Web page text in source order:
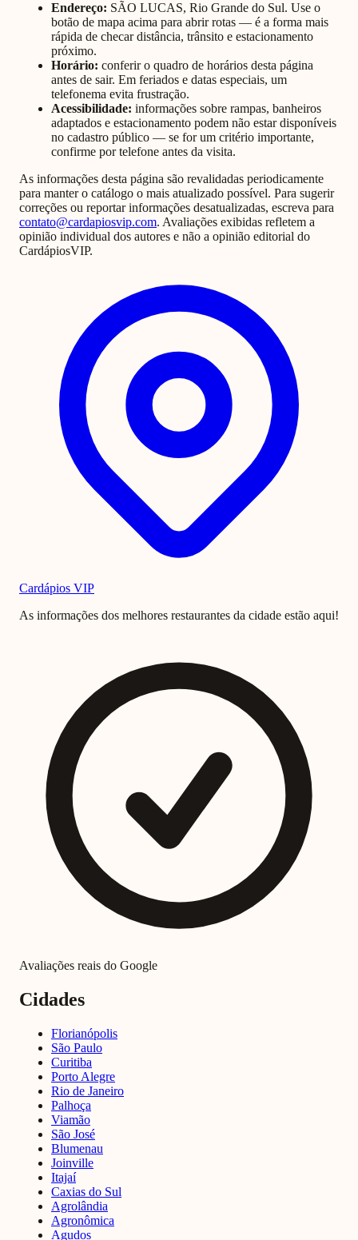
Endereço: SÃO LUCAS, Rio Grande do Sul. Use o
botão de mapa acima para abrir rotas — é a forma mais
rápida de checar distância, trânsito e estacionamento
próximo.
Horário: conferir o quadro de horários desta página
antes de sair. Em feriados e datas especiais, um
telefonema evita frustração.
Acessibilidade: informações sobre rampas, banheiros
adaptados e estacionamento podem não estar disponíveis
no cadastro público — se for um critério importante,
confirme por telefone antes da visita.
As informações desta página são revalidadas periodicamente
para manter o catálogo o mais atualizado possível. Para sugerir
correções ou reportar informações desatualizadas, escreva para
contato@cardapiosvip.com. Avaliações exibidas refletem a
opinião individual dos autores e não a opinião editorial do
CardápiosVIP.
Cardápios VIP
As informações dos melhores restaurantes da cidade estão aqui!
Avaliações reais do Google
Cidades
Florianópolis
São Paulo
Curitiba
Porto Alegre
Rio de Janeiro
Palhoça
Viamão
São José
Blumenau
Joinville
Itajaí
Caxias do Sul
Agrolândia
Agronômica
Agudos